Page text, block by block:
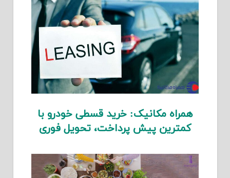
همراه مکانیک: خرید قسطی خودرو با
کمترین پیش پرداخت، تحویل فوری